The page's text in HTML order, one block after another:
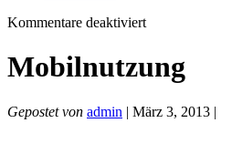
Kommentare deaktiviertfür
Mobilnutzung
Gepostet von admin | März 3, 2013 |